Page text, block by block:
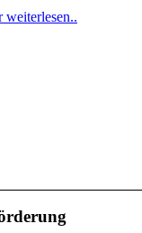
weiterlesen..